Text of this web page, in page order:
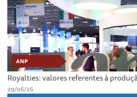
ANP
Royalties: valores referentes à
29/06/26